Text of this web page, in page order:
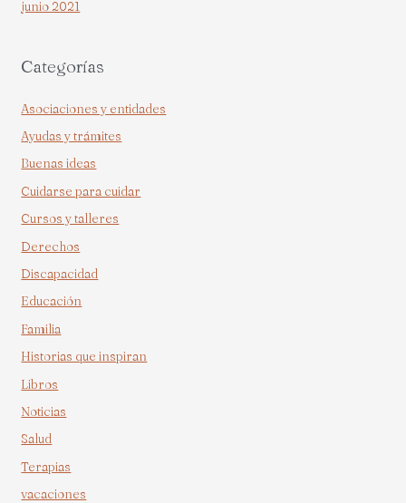
junio 2021
Categorías
Asociaciones y entidades
Ayudas y trámites
Buenas ideas
Cuidarse para cuidar
Cursos y talleres
Derechos
Discapacidad
Educación
Familia
Historias que inspiran
Libros
Noticias
Salud
Terapias
vacaciones